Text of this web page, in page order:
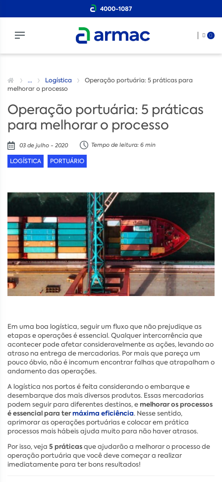
4000-1087
0
... Logística
Operação portuária: 5 práticas para
melhorar o processo
Operação portuária: 5 práticas
para melhorar o processo
03 de julho - 2020 Tempo de leitura: 6 min
LOGÍSTICA PORTUÁRIO
Em uma boa logística, seguir um fluxo que não prejudique as
etapas e operações é essencial. Qualquer intercorrência que
acontecer pode afetar consideravelmente as ações, levando ao
atraso na entrega de mercadorias. Por mais que pareça um
pouco óbvio, não é incomum encontrar falhas que atrapalham o
andamento das operações.
A logística nos portos é feita considerando o embarque e
desembarque dos mais diversos produtos. Essas mercadorias
podem seguir para diferentes destinos, emelhorar os processos
é essencial para termáxima eficiência. Nesse sentido,
aprimorar as operações portuárias e colocar em prática
processos mais hábeis ajuda muito para não haver atrasos.
Por isso, veja 5 práticasque ajudarão a melhorar o processo de
operação portuária que você deve começar a realizar
imediatamente para ter bons resultados!